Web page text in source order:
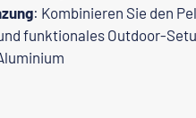
: Kombinieren Sie den
funktionales Outdoor-